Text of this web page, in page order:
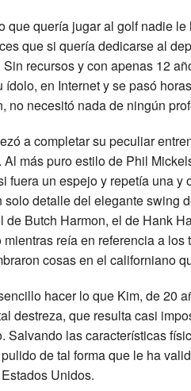
que quería jugar al golf nadie
que si quería dedicarse al
recursos y con apenas 12
ídolo, en Internet y se pasó
no necesitó nada de ningún
a completar su peculiar
Al más puro estilo de Phil
fuera un espejo y repetía una y
solo detalle del elegante swing
de Butch Harmon, el de Hank
reía en referencia a
cosas en el californiano
hacer lo que Kim, de 20
destreza, que resulta casi
Salvando las características
de tal forma que le ha
Unidos.